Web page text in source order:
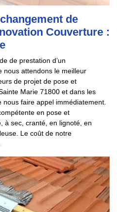
de
Couverture :
de prestation d’un
nous attendons le meilleur
de projet de pose et
Marie 71800 et dans les
faire appel immédiatement.
en pose et
à sec, cranté, en lignoté, en
Le coût de notre